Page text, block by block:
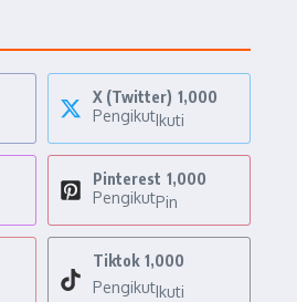
X (Twitter) 1,000
PengikutIkuti
Pinterest 1,000
PengikutPin
Tiktok 1,000
PengikutIkuti